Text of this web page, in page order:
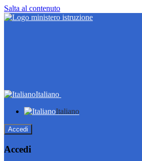
Salta al contenuto
Italiano
Italiano
Accedi
Accedi